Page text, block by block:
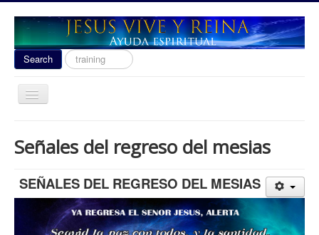
Search
Search
...
Toggle
Las señales del fin 2020
Liberacion
Escuela de Guerra
Temas
Señales del regreso del mesias
SEÑALES DEL REGRESO DEL MESIAS